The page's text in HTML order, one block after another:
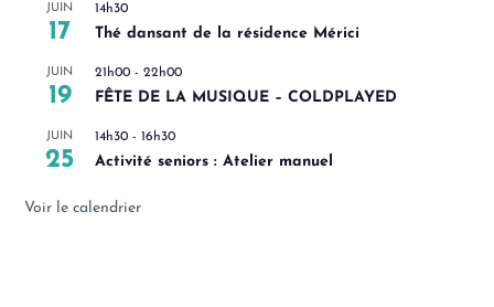
JUIN
17
14h30
Thé dansant de la résidence Mérici
JUIN
19
21h00 -22h00
FÊTE DE LA MUSIQUE – COLDPLAYED
JUIN
25
14h30 -16h30
Activité seniors : Atelier manuel
Voir le calendrier